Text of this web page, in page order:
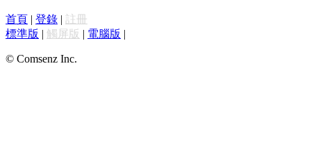
首頁 | 登錄 | 註冊
標準版 | 觸屏版 | 電腦版 |
© Comsenz Inc.